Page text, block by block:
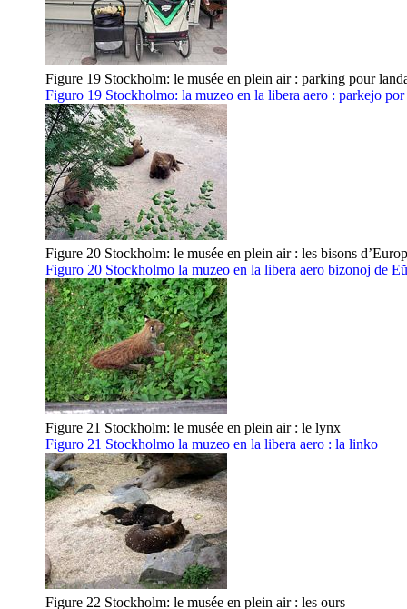
Figure 19 Stockholm: le musée en plein air : parking pour
Figuro 19 Stockholmo: la muzeo en la libera aero : parkejo
Figure 20 Stockholm: le musée en plein air : les bisons
Figuro 20 Stockholmo la muzeo en la libera aero bizonoj de
Figure 21 Stockholm: le musée en plein air : le lynx
Figuro 21 Stockholmo la muzeo en la libera aero : la linko
Figure 22 Stockholm: le musée en plein air : les ours